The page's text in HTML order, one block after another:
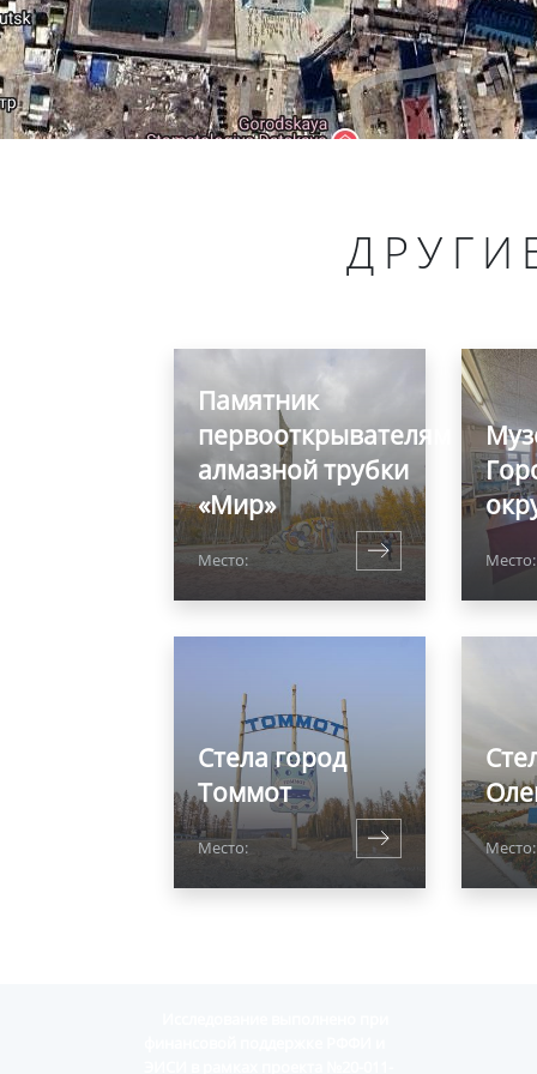
Памятник
первооткрывателям
алмазной трубки
«Мир»
Место:
Стела город
Томмот
Место: Место: